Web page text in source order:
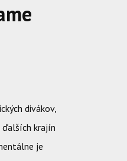
divákov,
ďalších krajín
je